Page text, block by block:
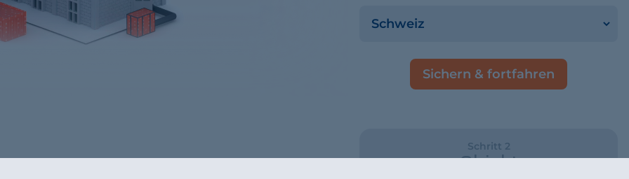
Sichern & fortfahren
Schritt 2
Objekt